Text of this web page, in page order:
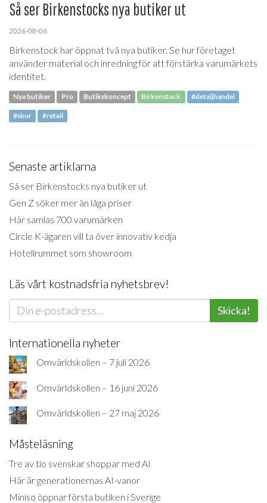
Så ser Birkenstocks nya butiker ut
2026-08-06
Birkenstock har öppnat två nya butiker. Se hur företaget
använder material och inredning för att förstärka varumärkets
identitet.
Nya butiker Pro Butikskoncept Birkenstock #detaljhandel
#skor #retail
Senaste artiklarna
Så ser Birkenstocks nya butiker ut
Gen Z söker mer än låga priser
Här samlas 700 varumärken
Circle K-ägaren vill ta över innovativ kedja
Hotellrummet som showroom
Läs vårt kostnadsfria nyhetsbrev!
Skicka!
Internationella nyheter
Omvärldskollen – 7 juli 2026
Omvärldskollen – 16 juni 2026
Omvärldskollen – 27 maj 2026
Måsteläsning
Tre av tio svenskar shoppar med AI
Här är generationernas AI-vanor
Miniso öppnar första butiken i Sverige